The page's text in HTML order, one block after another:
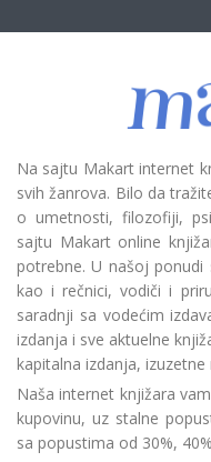
Na sajtu Makart internet
svih žanrova. Bilo da
o umetnosti, filozofiji,
sajtu Makart online
potrebne. U našoj ponudi
kao i rečnici, vodiči i
saradnji sa vodećim
izdanja i sve aktuelne
kapitalna izdanja,
Naša internet knjižara
kupovinu, uz stalne
sa popustima od 30%,